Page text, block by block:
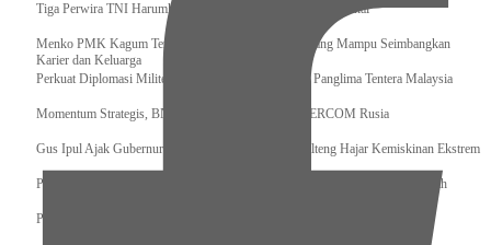
Tiga Perwira TNI Harumkan Indonesia Di Kancah Internasional
Menko PMK Kagum Terhadap Perempuan Modern yang Mampu Seimbangkan
Karier dan Keluarga
Perkuat Diplomasi Militer, Panglima TNI Terima CC Panglima Tentera Malaysia
Momentum Strategis, BNPB Terima Kunjungan EMERCOM Rusia
Gus Ipul Ajak Gubernur dan Bupati/Wali Kota se-Kalteng Hajar Kemiskinan Ekstrem
Panglima TNI Sambut Kedatangan Presiden RI Usai Lawatan ke Timur Tengah
Pengurus Pusat Pordasi Pacu Dapat Pesan dari Sri Paduka